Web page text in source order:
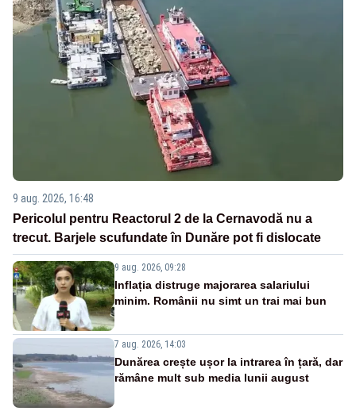
9 aug. 2026, 16:48
Pericolul pentru Reactorul 2 de la Cernavodă nu a
trecut. Barjele scufundate în Dunăre pot fi dislocate
9 aug. 2026, 09:28
Inflația distruge majorarea salariului
minim. Românii nu simt un trai mai bun
7 aug. 2026, 14:03
Dunărea crește ușor la intrarea în țară, dar
rămâne mult sub media lunii august